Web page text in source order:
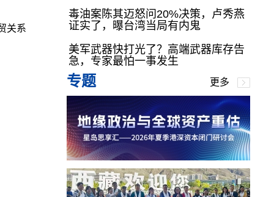
关系
毒油案陈其迈怒问20%决策，卢秀燕
证实了，曝台湾当局有内鬼
美军武器快打光了？高端武器库存告
急，专家最怕一事发生
专题 更多